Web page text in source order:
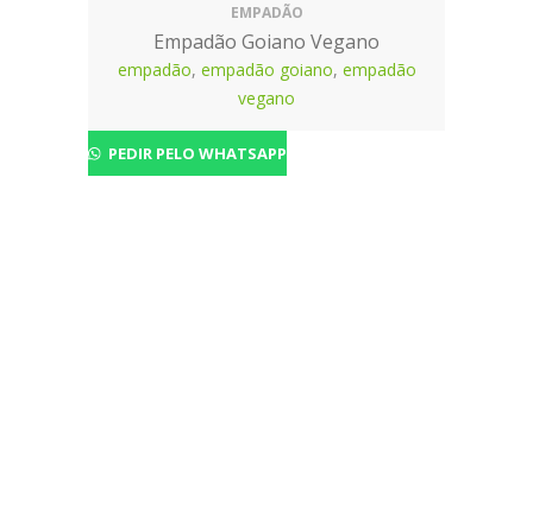
EMPADÃO
Empadão Goiano Vegano
empadão, empadão goiano, empadão
vegano
PEDIR PELO WHATSAPP